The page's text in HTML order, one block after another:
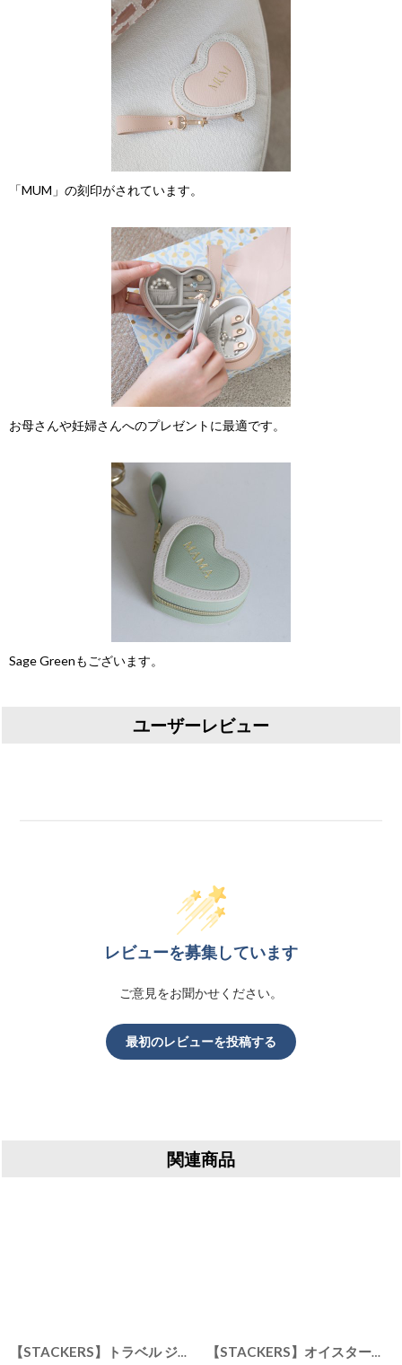
「MUM」の刻印がされています。
お母さんや妊婦さんへのプレゼントに最適です。
Sage Greenもございます。
ユーザーレビュー
レビューを募集しています
ご意見をお聞かせください。
最初のレビューを投稿する
関連商品
75340]
【STACKERS】トラベル ジュエリーボックス M ブラッシュ ピンク Blush Pink Travel M トラベルM スタッカーズ ロンドン
【STACKERS】オイスターボックス Oyster Box ブラッシュピンク Blush Pink トラベル ジュエリーボックス スタッカーズ ロンドン UK